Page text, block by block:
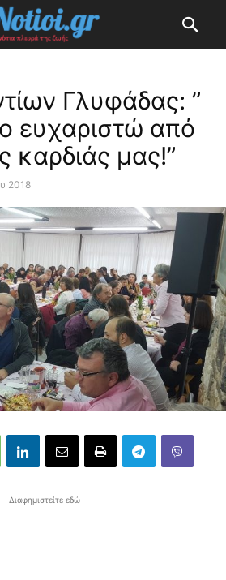
Γλυφάδας: ”
ευχαριστώ από
καρδιάς μας!”
2018
Διαφημιστείτε εδώ